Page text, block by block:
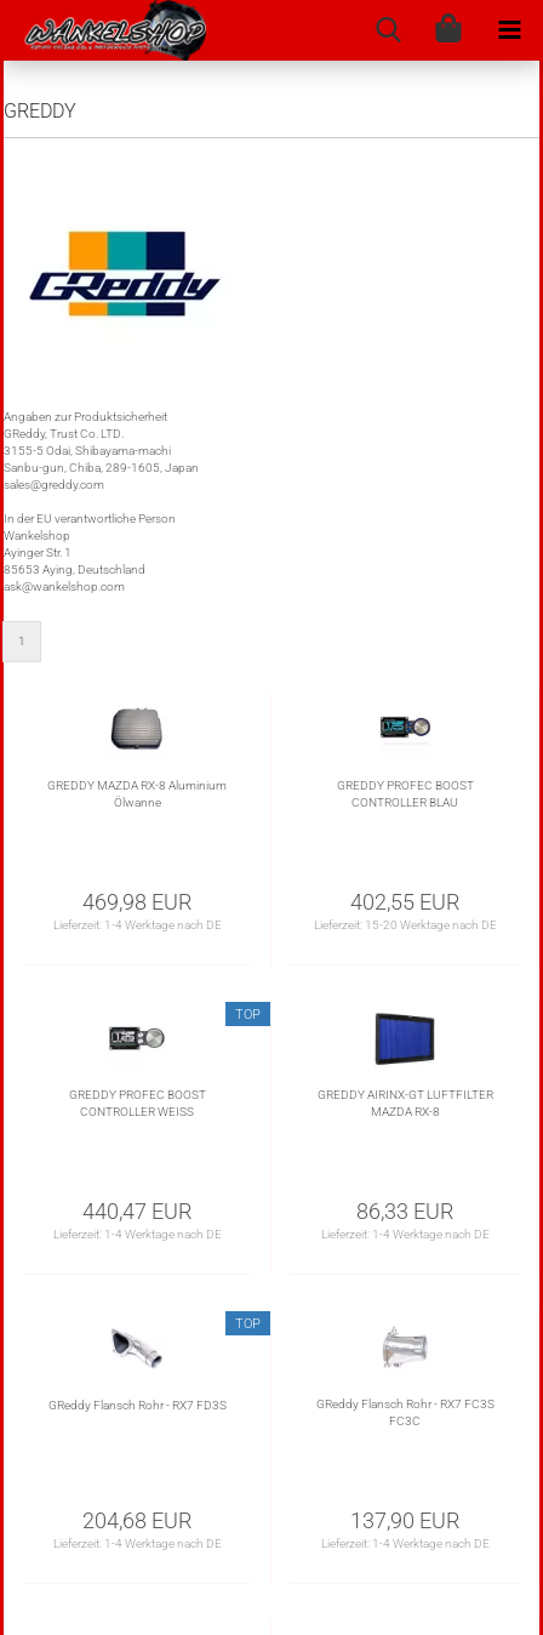
GREDDY
Angaben zur Produktsicherheit
GReddy, Trust Co. LTD.
3155-5 Odai, Shibayama-machi
Sanbu-gun, Chiba, 289-1605, Japan
sales@greddy.com
In der EU verantwortliche Person
Wankelshop
Ayinger Str. 1
85653 Aying, Deutschland
ask@wankelshop.com
1
GREDDY MAZDA RX-8 Aluminium
Ölwanne
469,98 EUR
Lieferzeit: 1-4 Werktage nach DE
GREDDY PROFEC BOOST
CONTROLLER BLAU
402,55 EUR
Lieferzeit: 15-20 Werktage nach DE
TOP
GREDDY PROFEC BOOST
CONTROLLER WEISS
440,47 EUR
Lieferzeit: 1-4 Werktage nach DE
GREDDY AIRINX-GT LUFTFILTER
MAZDA RX-8
86,33 EUR
Lieferzeit: 1-4 Werktage nach DE
TOP
GReddy Flansch Rohr - RX7 FD3S
204,68 EUR
Lieferzeit: 1-4 Werktage nach DE
GReddy Flansch Rohr - RX7 FC3S
FC3C
137,90 EUR
Lieferzeit: 1-4 Werktage nach DE